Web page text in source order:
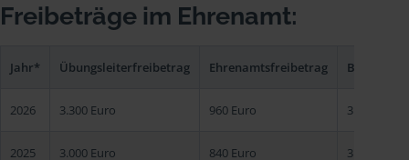
Freibeträge im Ehrenamt:
Jahr* Übungsleiterfreibetrag Ehrenamtsfreibetrag
2026 3.300 Euro 960 Euro 3.300 Euro
2025 3.000 Euro 840 Euro 3.000 Euro